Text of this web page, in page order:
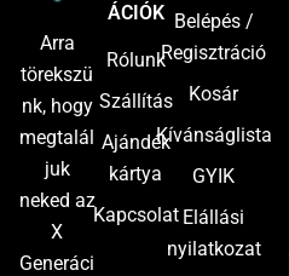
Arra
törekszü
nk, hogy
megtalál
juk
neked az
X
Generáci
ÁCIÓK
Rólunk
Szállítás
Ajándék
kártya
Kapcsolat
Belépés /
Regisztráció
Kosár
Kívánságlista
GYIK
Elállási
nyilatkozat